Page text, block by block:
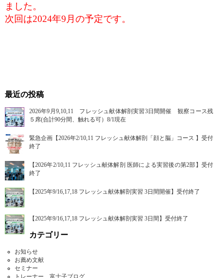
ました。
次回は2024年9月の予定です。
最近の投稿
2026年9月9,10,11 フレッシュ献体解剖実習3日間開催 観察コース残
５席(合計90分間、触れる可）8/1現在
緊急企画【2026年2/10,11 フレッシュ献体解剖「顔と脳」コース 】受付
終了
【2026年2/10,11 フレッシュ献体解剖 医師による実習後の第2部】受付
終了
【2025年9/16,17,18 フレッシュ献体解剖実習 3日間開催】受付終了
【2025年9/16,17,18 フレッシュ献体解剖実習 3日間】受付終了
カテゴリー
お知らせ
お薦め文献
セミナー
トレーナー 富士子ブログ